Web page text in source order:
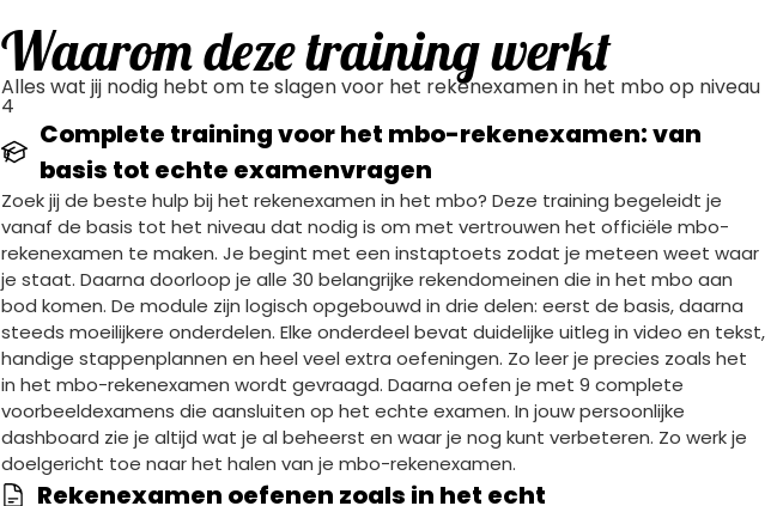
Waarom deze training werkt
Alles wat jij nodig hebt om te slagen voor het rekenexamen in het mbo op niveau
4
Complete training voor het mbo-rekenexamen: van
basis tot echte examenvragen
Zoek jij de beste hulp bij het rekenexamen in het mbo? Deze training begeleidt je
vanaf de basis tot het niveau dat nodig is om met vertrouwen het officiële mbo-
rekenexamen te maken. Je begint met een instaptoets zodat je meteen weet waar
je staat. Daarna doorloop je alle 30 belangrijke rekendomeinen die in het mbo aan
bod komen. De module zijn logisch opgebouwd in drie delen: eerst de basis, daarna
steeds moeilijkere onderdelen. Elke onderdeel bevat duidelijke uitleg in video en tekst,
handige stappenplannen en heel veel extra oefeningen. Zo leer je precies zoals het
in het mbo-rekenexamen wordt gevraagd. Daarna oefen je met 9 complete
voorbeeldexamens die aansluiten op het echte examen. In jouw persoonlijke
dashboard zie je altijd wat je al beheerst en waar je nog kunt verbeteren. Zo werk je
doelgericht toe naar het halen van je mbo-rekenexamen.
Rekenexamen oefenen zoals in het echt